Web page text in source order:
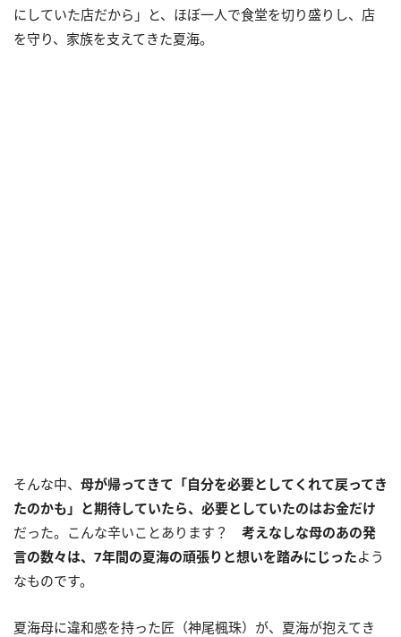
にしていた店だから」と、ほぼ一人で食堂を切り盛りし、店
を守り、家族を支えてきた夏海。
そんな中、 母が帰ってきて「自分を必要としてくれて戻ってき
たのかも」と期待していたら、必要としていたのはお金だけ
だった。こんな辛いことあります？ 考えなしな母のあの発
言の数々は、7年間の夏海の頑張りと想いを踏みにじったよう
なものです。
夏海母に違和感を持った匠（神尾楓珠）が、夏海が抱えてき